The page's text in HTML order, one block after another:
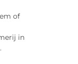
of
in